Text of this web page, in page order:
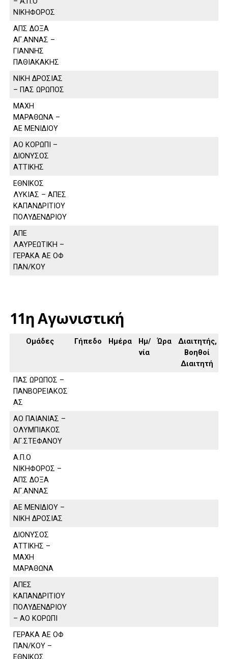
ΝΙΚΗΦΟΡΟΣ
ΑΠΣ ΔΟΞΑ
ΑΓ.ΑΝΝΑΣ –
ΓΙΑΝΝΗΣ
ΠΑΘΙΑΚΑΚΗΣ
ΝΙΚΗ ΔΡΟΣΙΑΣ
– ΠΑΣ ΩΡΩΠΟΣ
ΜΑΧΗ
ΜΑΡΑΘΩΝΑ –
ΑΕ ΜΕΝΙΔΙΟΥ
ΑΟ ΚΟΡΩΠΙ –
ΔΙΟΝΥΣΟΣ
ΑΤΤΙΚΗΣ
ΕΘΝΙΚΟΣ
ΛΥΚΙΑΣ – ΑΠΕΣ
ΚΑΠΑΝΔΡΙΤΙΟΥ
ΠΟΛΥΔΕΝΔΡΙΟΥ
ΑΠΕ
ΛΑΥΡΕΩΤΙΚΗ –
ΓΕΡΑΚΑ ΑΕ ΟΦ
ΠΑΝ/ΚΟΥ
11η Αγωνιστική
Ομάδες Γήπεδο Ημέρα
Ημ/
νία
Ώρα
Διαιτητής,
Βοηθοί
Διαιτητή
ΠΑΣ ΩΡΩΠΟΣ –
ΠΑΝΒΟΡΕΙΑΚΟΣ
ΑΣ
ΑΟ ΠΑΙΑΝΙΑΣ –
ΟΛΥΜΠΙΑΚΟΣ
ΑΓ.ΣΤΕΦΑΝΟΥ
Α.Π.Ο
ΝΙΚΗΦΟΡΟΣ –
ΑΠΣ ΔΟΞΑ
ΑΓ.ΑΝΝΑΣ
ΑΕ ΜΕΝΙΔΙΟΥ –
ΝΙΚΗ ΔΡΟΣΙΑΣ
ΔΙΟΝΥΣΟΣ
ΑΤΤΙΚΗΣ –
ΜΑΧΗ
ΜΑΡΑΘΩΝΑ
ΑΠΕΣ
ΚΑΠΑΝΔΡΙΤΙΟΥ
ΠΟΛΥΔΕΝΔΡΙΟΥ
– ΑΟ ΚΟΡΩΠΙ
ΓΕΡΑΚΑ ΑΕ ΟΦ
ΠΑΝ/ΚΟΥ –